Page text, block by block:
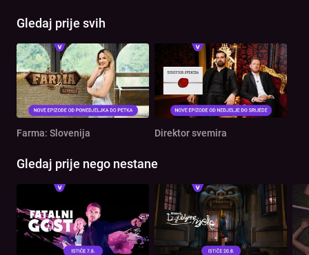
Gledaj prije svih
Farma: Slovenija Direktor svemira
Gledaj prije nego nestane